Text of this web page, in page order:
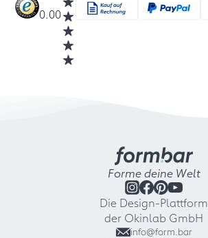
0.00
Forme deine Welt
Die Design-Plattform
der Okinlab GmbH
info@form.bar